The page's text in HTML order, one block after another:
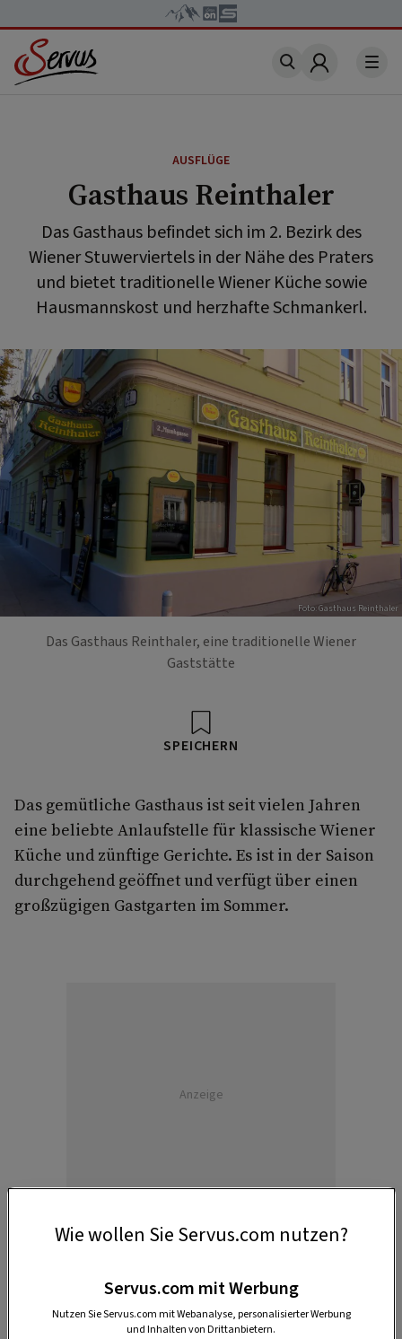
Account
AUSFLÜGE
Gasthaus Reinthaler
Das Gasthaus befindet sich im 2. Bezirk des
Wiener Stuwerviertels in der Nähe des Praters
und bietet traditionelle Wiener Küche sowie
Hausmannskost und herzhafte Schmankerl.
Foto: Gasthaus Reinthaler
Das Gasthaus Reinthaler, eine traditionelle Wiener
Gaststätte
SPEICHERN
Das gemütliche Gasthaus ist seit vielen Jahren
eine beliebte Anlaufstelle für klassische Wiener
Küche und zünftige Gerichte. Es ist in der Saison
durchgehend geöffnet und verfügt über einen
großzügigen Gastgarten im Sommer.
Anzeige
Spezialitäten in der Übersicht
Wie wollen Sie Servus.com nutzen?
Servus.com mit Werbung
Nutzen Sie Servus.com mit Webanalyse, personalisierter Werbung
und Inhalten von Drittanbietern.